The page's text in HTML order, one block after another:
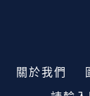
關於我們